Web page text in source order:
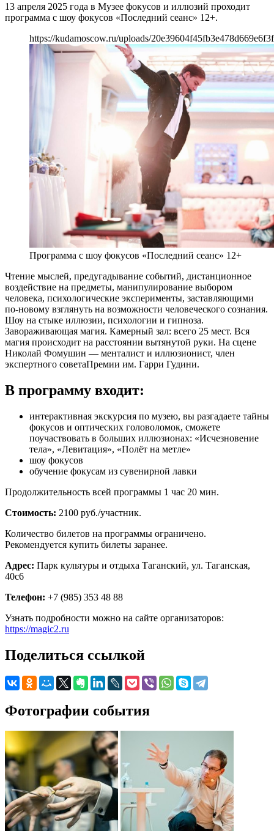
13 апреля 2025 года в Музее фокусов и иллюзий проходит
программа с шоу фокусов «Последний сеанс» 12+.
https://kudamoscow.ru/uploads/
Программа с шоу фокусов «Последний сеанс» 12+
Чтение мыслей, предугадывание событий, дистанционное
воздействие на предметы, манипулирование выбором
человека, психологические эксперименты, заставляющими
по-новому взглянуть на возможности человеческого сознания.
Шоу на стыке иллюзии, психологии и гипноза.
Завораживающая магия. Камерный зал: всего 25 мест. Вся
магия происходит на расстоянии вытянутой руки. На сцене
Николай Фомушин — менталист и иллюзионист, член
экспертного советаПремии им. Гарри Гудини.
В программу входит:
интерактивная экскурсия по музею, вы разгадаете тайны
фокусов и оптических головоломок, сможете
поучаствовать в больших иллюзионах: «Исчезновение
тела», «Левитация», «Полёт на метле»
шоу фокусов
обучение фокусам из сувенирной лавки
Продолжительность всей программы 1 час 20 мин.
Стоимость: 2100 руб./участник.
Количество билетов на программы ограничено.
Рекомендуется купить билеты заранее.
Адрес: Парк культуры и отдыха Таганский, ул. Таганская,
40с6
Телефон: +7 (985) 353 48 88
Узнать подробности можно на сайте организаторов:
https://magic2.ru
Поделиться ссылкой
Фотографии события